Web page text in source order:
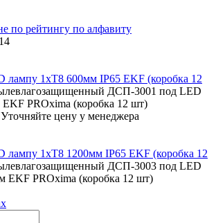
по рейтингу по алфавиту
1хT8 600мм IP65 EKF (коробка 12
ДСП-3001 под LED
PROxima (коробка 12 шт)
Уточняйте цену у менеджера
1хT8 1200мм IP65 EKF (коробка 12
ДСП-3003 под LED
EKF PROxima (коробка 12 шт)